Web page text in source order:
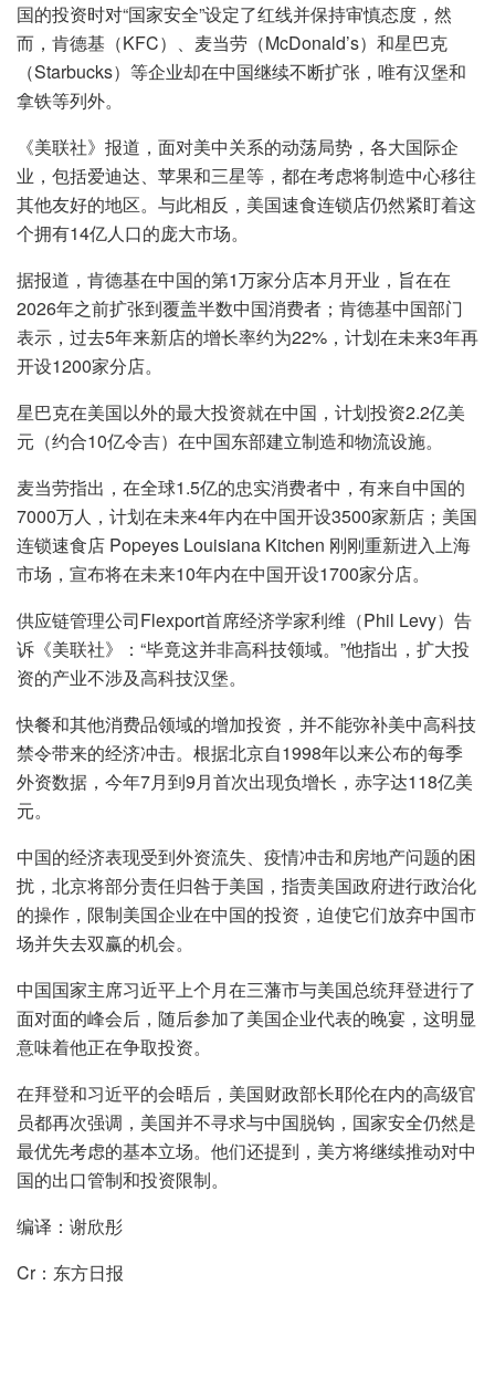
国的投资时对“国家安全”设定了红线并保持审慎态度，然
而，肯德基（KFC）、麦当劳（McDonald’s）和星巴克
（Starbucks）等企业却在中国继续不断扩张，唯有汉堡和
拿铁等列外。
《美联社》报道，面对美中关系的动荡局势，各大国际企
业，包括爱迪达、苹果和三星等，都在考虑将制造中心移往
其他友好的地区。与此相反，美国速食连锁店仍然紧盯着这
个拥有14亿人口的庞大市场。
据报道，肯德基在中国的第1万家分店本月开业，旨在在
2026年之前扩张到覆盖半数中国消费者；肯德基中国部门
表示，过去5年来新店的增长率约为22%，计划在未来3年再
开设1200家分店。
星巴克在美国以外的最大投资就在中国，计划投资2.2亿美
元（约合10亿令吉）在中国东部建立制造和物流设施。
麦当劳指出，在全球1.5亿的忠实消费者中，有来自中国的
7000万人，计划在未来4年内在中国开设3500家新店；美国
连锁速食店 Popeyes Louisiana Kitchen 刚刚重新进入上海
市场，宣布将在未来10年内在中国开设1700家分店。
供应链管理公司Flexport首席经济学家利维（Phil Levy）告
诉《美联社》：“毕竟这并非高科技领域。”他指出，扩大投
资的产业不涉及高科技汉堡。
快餐和其他消费品领域的增加投资，并不能弥补美中高科技
禁令带来的经济冲击。根据北京自1998年以来公布的每季
外资数据，今年7月到9月首次出现负增长，赤字达118亿美
元。
中国的经济表现受到外资流失、疫情冲击和房地产问题的困
扰，北京将部分责任归咎于美国，指责美国政府进行政治化
的操作，限制美国企业在中国的投资，迫使它们放弃中国市
场并失去双赢的机会。
中国国家主席习近平上个月在三藩市与美国总统拜登进行了
面对面的峰会后，随后参加了美国企业代表的晚宴，这明显
意味着他正在争取投资。
在拜登和习近平的会晤后，美国财政部长耶伦在内的高级官
员都再次强调，美国并不寻求与中国脱钩，国家安全仍然是
最优先考虑的基本立场。他们还提到，美方将继续推动对中
国的出口管制和投资限制。
编译：谢欣彤
Cr：东方日报